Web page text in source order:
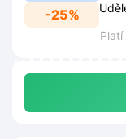
-25%